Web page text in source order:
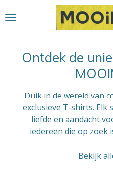
direct
hoofdinhoud
Ontdek de
Duik in de wereld van
exclusieve T-shirts. Elk
liefde en aandacht
iedereen die op zoek
Bekijk